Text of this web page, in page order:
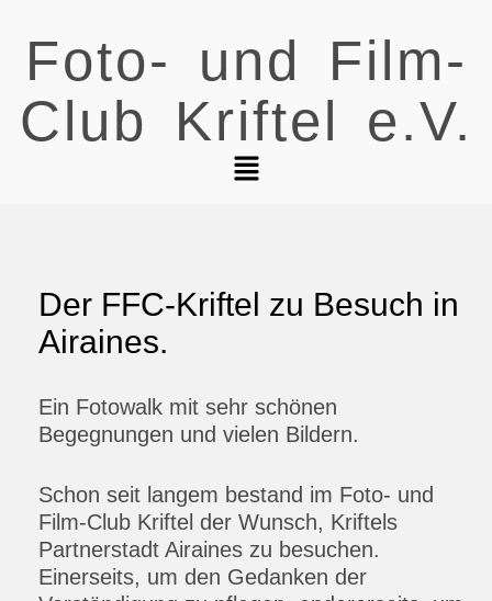
Foto- und Film-
Club Kriftel e.V.
Der FFC-Kriftel zu Besuch in
Airaines.
Ein Fotowalk mit sehr schönen
Begegnungen und vielen Bildern.
Schon seit langem bestand im Foto- und
Film-Club Kriftel der Wunsch, Kriftels
Partnerstadt Airaines zu besuchen.
Einerseits, um den Gedanken der